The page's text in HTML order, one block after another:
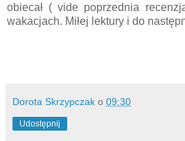
obiecał ( vide poprzednia
wakacjach. Miłej lektury i do
Dorota Skrzypczak o 09:30
Udostępnij